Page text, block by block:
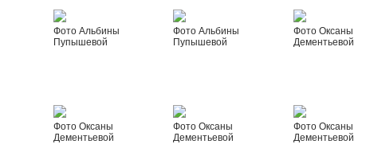
Фото Альбины
Пупышевой
Фото Альбины
Пупышевой
Фото Оксаны
Дементьевой
Фото Оксаны
Дементьевой
Фото Оксаны
Дементьевой
Фото Оксаны
Дементьевой